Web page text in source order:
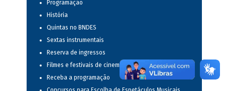
Programação
História
Quintas no BNDES
Sextas instrumentais
Reserva de ingressos
Filmes e festivais de cinema
Receba a programação